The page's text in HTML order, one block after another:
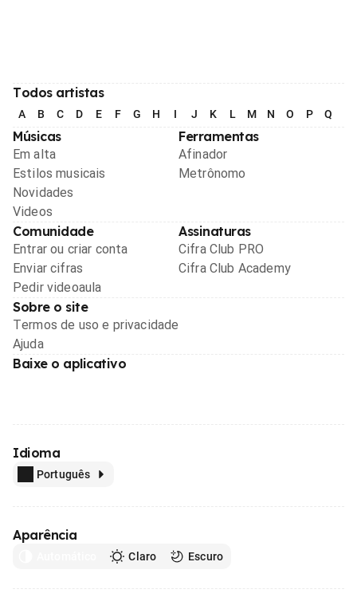
Todos artistas
A B C D E F G H I J K L M N O P Q
Músicas
Em alta
Estilos musicais
Novidades
Videos
Ferramentas
Afinador
Metrônomo
Comunidade
Entrar ou criar conta
Enviar cifras
Pedir videoaula
Assinaturas
Cifra Club PRO
Cifra Club Academy
Sobre o site
Termos de uso e privacidade
Ajuda
Baixe o aplicativo
Idioma
Português
Aparência
Claro Escuro